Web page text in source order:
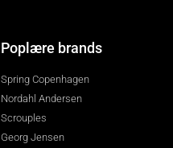
Poplære brands
Spring Copenhagen
Nordahl Andersen
Scrouples
Georg Jensen